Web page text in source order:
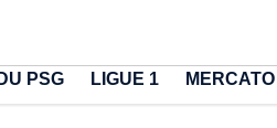
PSG LIGUE 1 MERCATO